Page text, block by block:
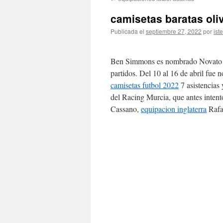
contenido
camisetas baratas
Publicada el septiembre 27, 2022 por
Ben Simmons es nombrado
partidos. Del 10 al 16 de abril fue
camisetas futbol 20227
del Racing Murcia, que antes
Cassano, equipacion inglaterra